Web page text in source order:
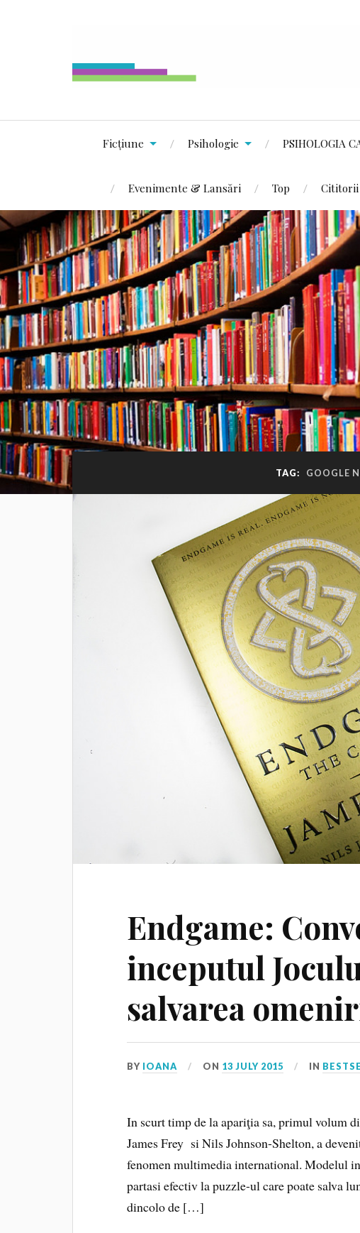
Ficțiune Psihologie PSIHOLOGIA
Evenimente & Lansări Top Cititorii
TAG: GOOGLE
Endgame:
inceputul
salvarea
BY IOANA ON 13 JULY 2015 IN
In scurt timp de la apariţia sa, primul volum
James Frey si Nils Johnson-Shelton, a
fenomen multimedia international. Modelul
partasi efectiv la puzzle-ul care poate salva
dincolo de […]